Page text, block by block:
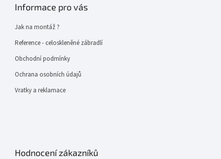
Informace pro vás
Jak na montáž ?
Reference - celoskleněné zábradlí
Obchodní podmínky
Ochrana osobních údajů
Vratky a reklamace
Hodnocení zákazníků